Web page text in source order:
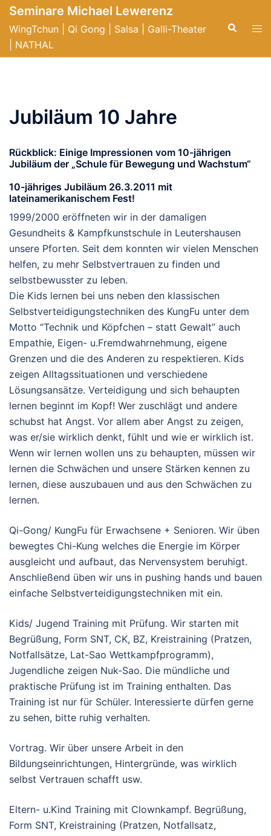
Seminare Michael Lewerenz
WingTchun | Qi Gong | Salsa | Galli-Theater
| NATHAL
Jubiläum 10 Jahre
Rückblick: Einige Impressionen vom 10-jährigen
Jubiläum der „Schule für Bewegung und Wachstum“
10-jähriges Jubiläum 26.3.2011 mit
lateinamerikanischem Fest!
1999/2000 eröffneten wir in der damaligen
Gesundheits & Kampfkunstschule in Leutershausen
unsere Pforten. Seit dem konnten wir vielen Menschen
helfen, zu mehr Selbstvertrauen zu finden und
selbstbewusster zu leben.
Die Kids lernen bei uns neben den klassischen
Selbstverteidigungstechniken des KungFu unter dem
Motto “Technik und Köpfchen – statt Gewalt” auch
Empathie, Eigen- u.Fremdwahrnehmung, eigene
Grenzen und die des Anderen zu respektieren. Kids
zeigen Alltagssituationen und verschiedene
Lösungsansätze. Verteidigung und sich behaupten
lernen beginnt im Kopf! Wer zuschlägt und andere
schubst hat Angst. Vor allem aber Angst zu zeigen,
was er/sie wirklich denkt, fühlt und wie er wirklich ist.
Wenn wir lernen wollen uns zu behaupten, müssen wir
lernen die Schwächen und unsere Stärken kennen zu
lernen, diese auszubauen und aus den Schwächen zu
lernen.
Qi-Gong/ KungFu für Erwachsene + Senioren. Wir üben
bewegtes Chi-Kung welches die Energie im Körper
ausgleicht und aufbaut, das Nervensystem beruhigt.
Anschließend üben wir uns in pushing hands und bauen
einfache Selbstverteidigungstechniken mit ein.
Kids/ Jugend Training mit Prüfung. Wir starten mit
Begrüßung, Form SNT, CK, BZ, Kreistraining (Pratzen,
Notfallsätze, Lat-Sao Wettkampfprogramm),
Jugendliche zeigen Nuk-Sao. Die mündliche und
praktische Prüfung ist im Training enthalten. Das
Training ist nur für Schüler. Interessierte dürfen gerne
zu sehen, bitte ruhig verhalten.
Vortrag. Wir über unsere Arbeit in den
Bildungseinrichtungen, Hintergründe, was wirklich
selbst Vertrauen schafft usw.
Eltern- u.Kind Training mit Clownkampf. Begrüßung,
Form SNT, Kreistraining (Pratzen, Notfallsatz,